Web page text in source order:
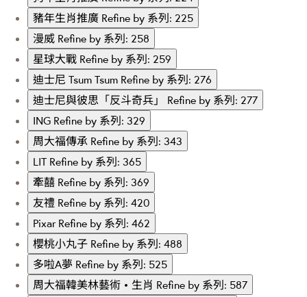
豬年生肖推廣 Refine by 系列: 225
漫威 Refine by 系列: 258
星球大戰 Refine by 系列: 259
迪士尼 Tsum Tsum Refine by 系列: 276
迪士尼與彼思「反斗奇兵」 Refine by 系列: 277
ING Refine by 系列: 329
周大福傳承 Refine by 系列: 343
LIT Refine by 系列: 365
牽囍 Refine by 系列: 369
友禮 Refine by 系列: 420
Pixar Refine by 系列: 462
櫻桃小丸子 Refine by 系列: 488
多啦A夢 Refine by 系列: 525
周大福韓美林藝術 • 生肖 Refine by 系列: 587